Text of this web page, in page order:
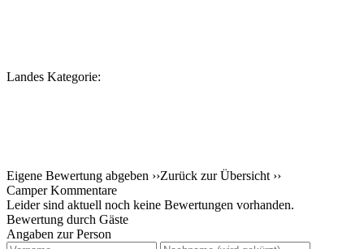
Landes Kategorie:
Eigene Bewertung abgeben ››Zurück zur Übersicht ››
Camper Kommentare
Leider sind aktuell noch keine Bewertungen vorhanden.
Bewertung durch Gäste
Angaben zur Person